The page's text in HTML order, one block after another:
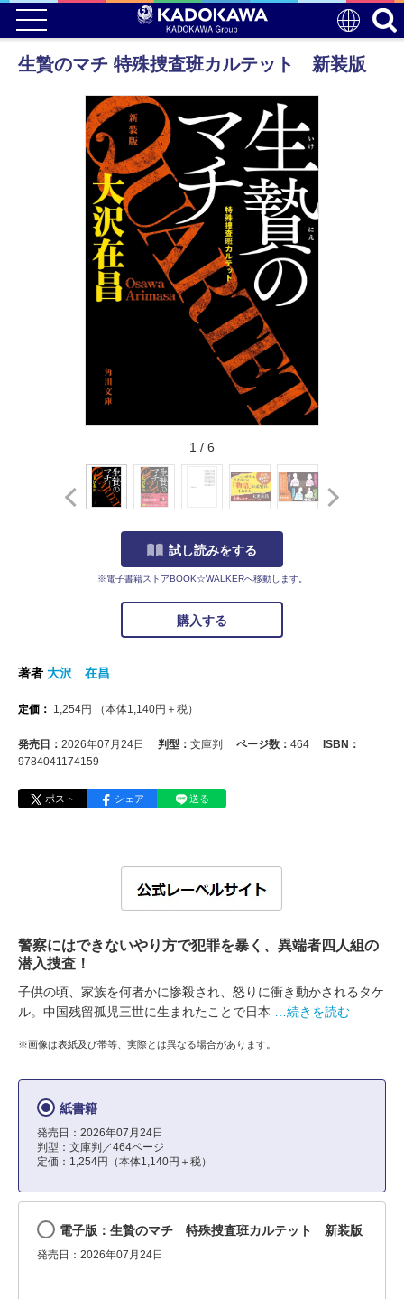
生贄のマチ 特殊捜査班カルテット 新装版
1 / 6
試し読みをする
※電子書籍ストアBOOK☆WALKERへ移動します。
購入する
著者 大沢 在昌
定価： 1,254円 （本体1,140円＋税）
発売日： 2026年07月24日 判型： 文庫判 ページ数： 464
ISBN：
9784041174159
ポスト シェア 送る
警察にはできないやり方で犯罪を暴く、異端者四人組の
潜入捜査！
子供の頃、家族を何者かに惨殺され、怒りに衝き動かされるタケ
ル。中国残留孤児三世に生まれたことで日本
…続きを読む
※画像は表紙及び帯等、実際とは異なる場合があります。
紙書籍
発売日：2026年07月24日
判型：文庫判／464ページ
定価：1,254円（本体1,140円＋税）
電子版：生贄のマチ 特殊捜査班カルテット 新装版
発売日：2026年07月24日